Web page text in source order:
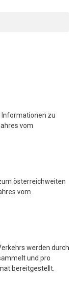
zu
vom
österreichweiten
vom
werden durch
und pro
bereitgestellt.